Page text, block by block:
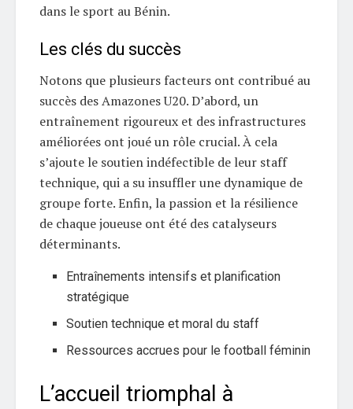
dans le sport au Bénin.
Les clés du succès
Notons que plusieurs facteurs ont contribué au
succès des Amazones U20. D’abord, un
entraînement rigoureux et des infrastructures
améliorées ont joué un rôle crucial. À cela
s’ajoute le soutien indéfectible de leur staff
technique, qui a su insuffler une dynamique de
groupe forte. Enfin, la passion et la résilience
de chaque joueuse ont été des catalyseurs
déterminants.
Entraînements intensifs et planification
stratégique
Soutien technique et moral du staff
Ressources accrues pour le football féminin
L’accueil triomphal à